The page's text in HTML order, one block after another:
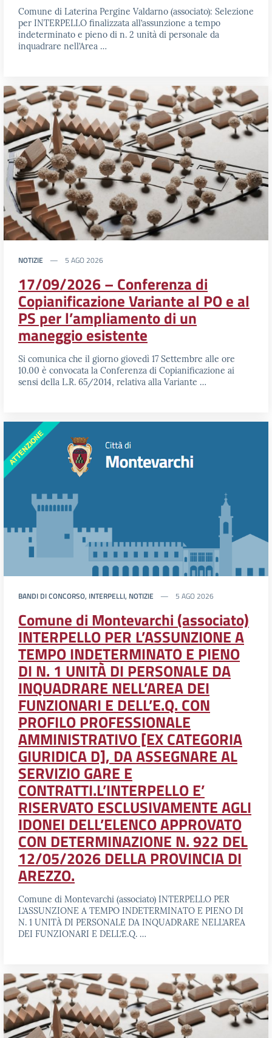
Comune di Laterina Pergine Valdarno (associato): Selezione
per INTERPELLO finalizzata all’assunzione a tempo
indeterminato e pieno di n. 2 unità di personale da
inquadrare nell’Area …
NOTIZIE 5 AGO 2026
17/09/2026 – Conferenza di
Copianificazione Variante al PO e al
PS per l’ampliamento di un
maneggio esistente
Si comunica che il giorno giovedì 17 Settembre alle ore
10.00 è convocata la Conferenza di Copianificazione ai
sensi della L.R. 65/2014, relativa alla Variante …
BANDI DI CONCORSO, INTERPELLI, NOTIZIE 5 AGO 2026
Comune di Montevarchi (associato)
INTERPELLO PER L’ASSUNZIONE A
TEMPO INDETERMINATO E PIENO
DI N. 1 UNITÀ DI PERSONALE DA
INQUADRARE NELL’AREA DEI
FUNZIONARI E DELL’E.Q. CON
PROFILO PROFESSIONALE
AMMINISTRATIVO [EX CATEGORIA
GIURIDICA D], DA ASSEGNARE AL
SERVIZIO GARE E
CONTRATTI.L’INTERPELLO E’
RISERVATO ESCLUSIVAMENTE AGLI
IDONEI DELL’ELENCO APPROVATO
CON DETERMINAZIONE N. 922 DEL
12/05/2026 DELLA PROVINCIA DI
AREZZO.
Comune di Montevarchi (associato) INTERPELLO PER
L’ASSUNZIONE A TEMPO INDETERMINATO E PIENO DI
N. 1 UNITÀ DI PERSONALE DA INQUADRARE NELL’AREA
DEI FUNZIONARI E DELL’E.Q. …